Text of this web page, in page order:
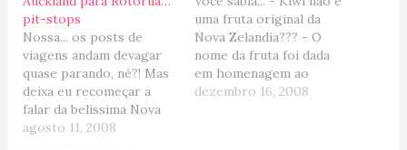
pit-stops
Nossa... os posts de
viagens andam devagar
quase parando, né?! Mas
deixa eu recomeçar a
falar da belíssima Nova
Zelândia... e o objetivo
agosto 11, 2008
uma fruta original da
Nova Zelandia??? - O
nome da fruta foi dada
em homenagem ao
pássaro (sem asas)
dezembro 16, 2008